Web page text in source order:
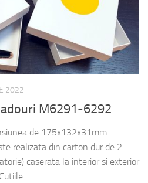
2022
M6291-6292
de 175x132x31mm
realizata din carton dur de 2
caserata la interior si exterior